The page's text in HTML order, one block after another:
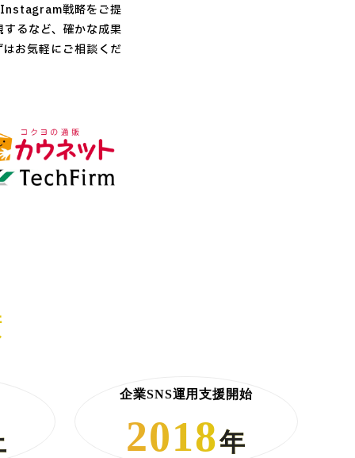
Instagram戦略をご提
るなど、確かな成果
お気軽にご相談くだ
企業SNS運用支援開始
2018年